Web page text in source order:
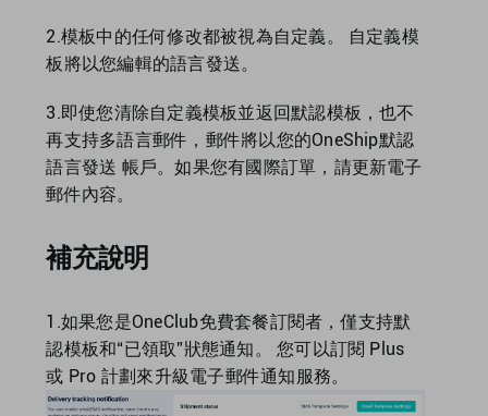
2.模板中的任何修改都被視為自定義。 自定義模
板將以您編輯的語言發送。
3.即使您清除自定義模板並返回默認模板，也不
再支持多語言郵件，郵件將以您的OneShip默認
語言發送 帳戶。如果您有國際訂單，請更新電子
郵件內容。
補充說明
1.如果您是OneClub免費套餐訂閱者，僅支持默
認模板和“已領取”狀態通知。 您可以訂閱 Plus
或 Pro 計劃來升級電子郵件通知服務。